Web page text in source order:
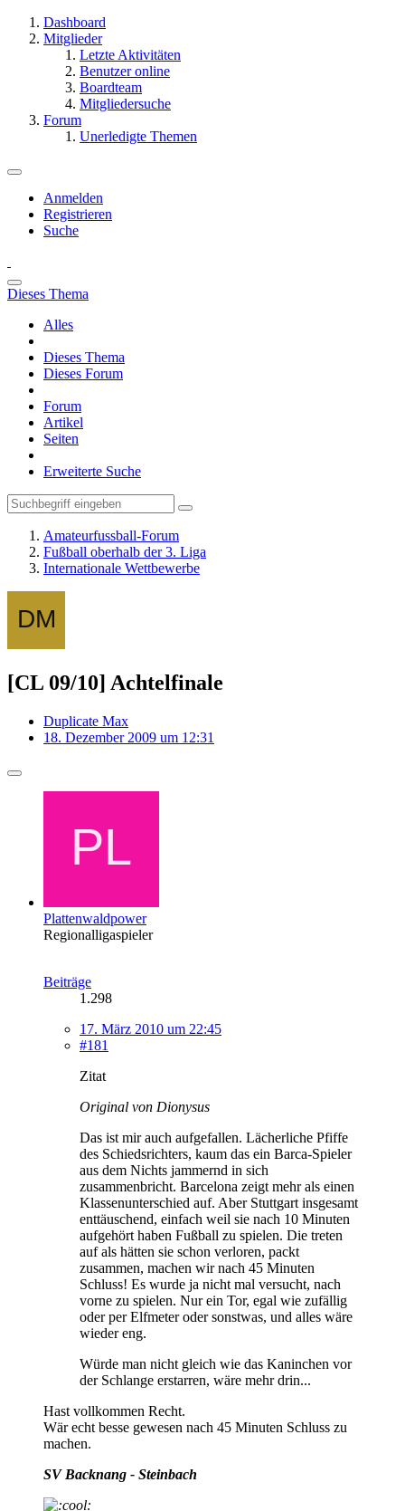
Dashboard
Mitglieder
Letzte Aktivitäten
Benutzer online
Boardteam
Mitgliedersuche
Forum
Unerledigte Themen
Anmelden
Registrieren
Suche
Dieses Thema
Alles
Dieses Thema
Dieses Forum
Forum
Artikel
Seiten
Erweiterte Suche
Amateurfussball-Forum
Fußball oberhalb der 3. Liga
Internationale Wettbewerbe
[CL 09/10] Achtelfinale
Duplicate Max
18. Dezember 2009 um 12:31
Plattenwaldpower
Regionalligaspieler
Beiträge
1.298
17. März 2010 um 22:45
#181
Zitat
Original von Dionysus
Das ist mir auch aufgefallen. Lächerliche Pfiffe
des Schiedsrichters, kaum das ein Barca-Spieler
aus dem Nichts jammernd in sich
zusammenbricht. Barcelona zeigt mehr als einen
Klassenunterschied auf. Aber Stuttgart insgesamt
enttäuschend, einfach weil sie nach 10 Minuten
aufgehört haben Fußball zu spielen. Die treten
auf als hätten sie schon verloren, packt
zusammen, machen wir nach 45 Minuten
Schluss! Es wurde ja nicht mal versucht, nach
vorne zu spielen. Nur ein Tor, egal wie zufällig
oder per Elfmeter oder sonstwas, und alles wäre
wieder eng.
Würde man nicht gleich wie das Kaninchen vor
der Schlange erstarren, wäre mehr drin...
Hast vollkommen Recht.
Wär echt besse gewesen nach 45 Minuten Schluss zu
machen.
SV Backnang - Steinbach